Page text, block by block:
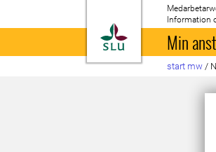
Till startsida
Information
Min
start mw /